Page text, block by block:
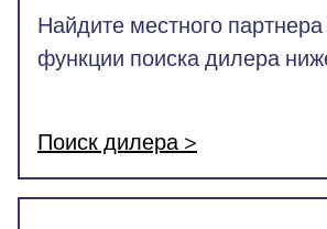
Найдите местного
функции поиска дилера
Поиск дилера >